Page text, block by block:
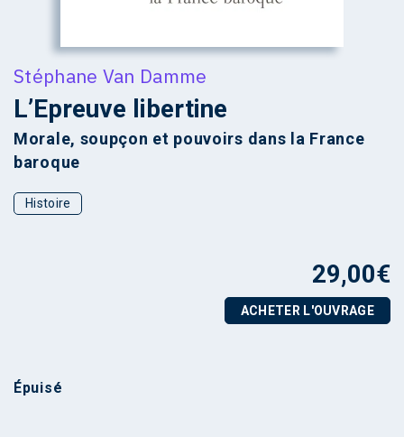
Stéphane Van Damme
L’Epreuve libertine
Morale, soupçon et pouvoirs dans la France
baroque
Histoire
29,00€
ACHETER L'OUVRAGE
Épuisé